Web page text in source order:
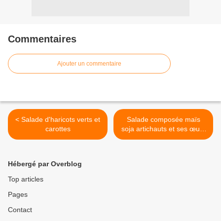
Commentaires
Ajouter un commentaire
< Salade d'haricots verts et
carottes
Salade composée maïs
soja artichauts et ses œufs
pochés >
Hébergé par Overblog
Top articles
Pages
Contact